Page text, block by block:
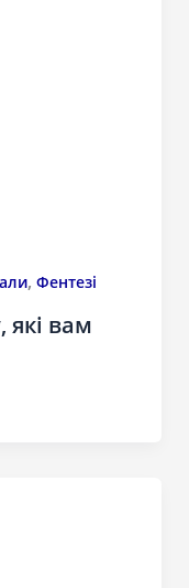
, Фентезі
які вам